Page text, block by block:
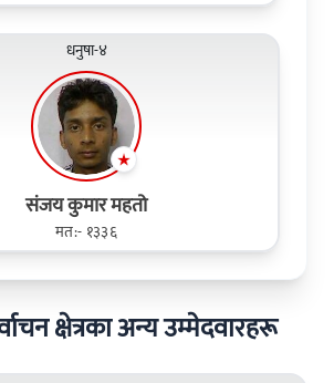
धनुषा-४
संजय कुमार महतो
मत:- १३३६
क्षेत्रका अन्य उम्मेदवारहरू